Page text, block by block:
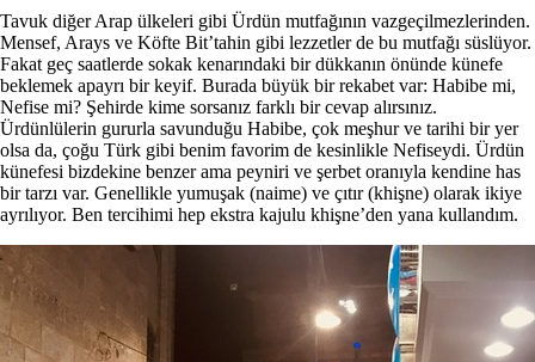
Tavuk diğer Arap ülkeleri gibi Ürdün mutfağının vazgeçilmezlerinden.
Mensef, Arays ve Köfte Bit’tahin gibi lezzetler de bu mutfağı süslüyor.
Fakat geç saatlerde sokak kenarındaki bir dükkanın önünde künefe
beklemek apayrı bir keyif. Burada büyük bir rekabet var: Habibe mi,
Nefise mi? Şehirde kime sorsanız farklı bir cevap alırsınız.
Ürdünlülerin gururla savunduğu Habibe, çok meşhur ve tarihi bir yer
olsa da, çoğu Türk gibi benim favorim de kesinlikle Nefiseydi. Ürdün
künefesi bizdekine benzer ama peyniri ve şerbet oranıyla kendine has
bir tarzı var. Genellikle yumuşak (naime) ve çıtır (khişne) olarak ikiye
ayrılıyor. Ben tercihimi hep ekstra kajulu khişne’den yana kullandım.